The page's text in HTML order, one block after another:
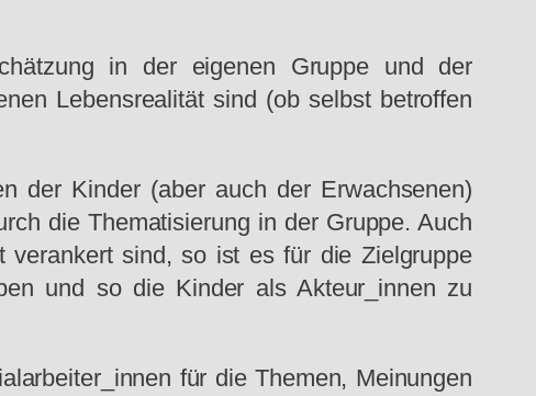
in der eigenen Gruppe und der
Lebensrealität sind (ob selbst betroffen
der Kinder (aber auch der Erwachsenen)
die Thematisierung in der Gruppe. Auch
verankert sind, so ist es für die Zielgruppe
und so die Kinder als Akteur_innen zu
für die Themen, Meinungen